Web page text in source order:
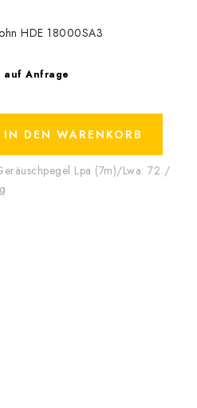
HDE 18000SA3
auf Anfrage
IN DEN WARENKORB
Lpa (7m)/Lwa: 72 /